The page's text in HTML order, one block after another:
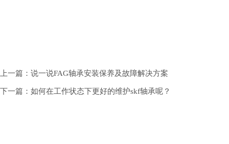
上一篇：说一说FAG轴承安装保养及故障解决方案
下一篇：如何在工作状态下更好的维护skf轴承呢？